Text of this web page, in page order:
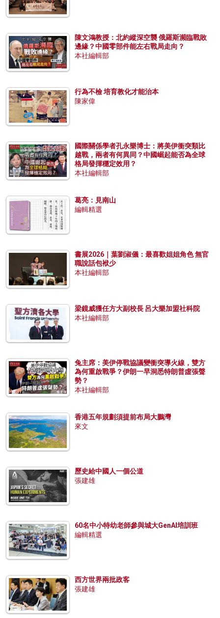
陳文鴻教授：北約縱深空襲 俄羅斯瀕臨戰敗
邊緣？中國零部件能左右戰局走向？
本社編輯部
行為不檢 培育教化才能治本
陳家偉
國際關係學者孔永樂博士：將美伊衝突類比
越戰，兩者有何異同？中國崛起能否為全球
格局發揮穩定效用？
本社編輯部
葛亮：見南山
編輯精選
書展2026｜葉劉淑儀：最喜歡姐姐角色 無官
職說話包袱少
本社編輯部
梁鏡威獲任方大副校長 呂大樂加盟社科院
本社編輯部
兔主席：美伊停戰協議變衝突導火線，雙方
為何重啟戰爭？伊朗一早洞悉特朗普虛張聲
勢？
本社編輯部
香港五年規劃須提前布局大鵬灣
來文
歷史給中國人一個公道
張建雄
60名中小特幼老師參與城大GenAI培訓班
編輯精選
西方世界兩批政客
張建雄